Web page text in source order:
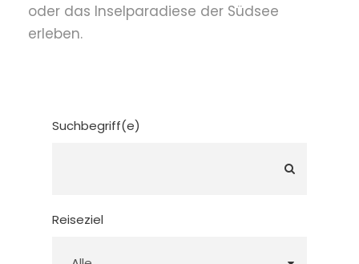
oder das Inselparadiese der Südsee
erleben.
Suchbegriff(e)
Reiseziel